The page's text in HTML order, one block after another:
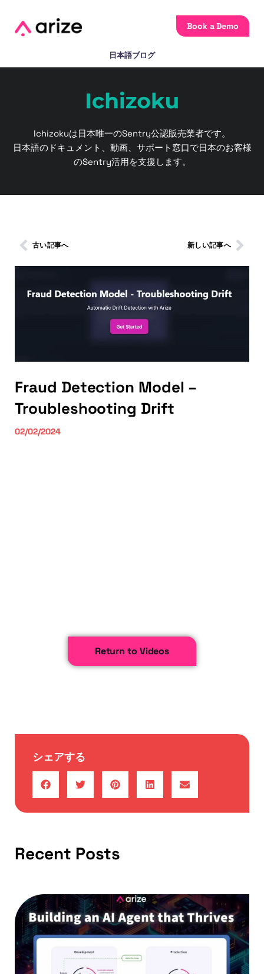
Book a Demo
日本語ブログ
Ichizokuは日本唯一のSentry公認販売業者です。
日本語のドキュメント、動画、サポート窓口で日本のお客様
のSentry活用を支援します。
古い記事へ 新しい記事へ
Fraud Detection Model –
Troubleshooting Drift
02/02/2024
Return to Videos
シェアする
Recent Posts